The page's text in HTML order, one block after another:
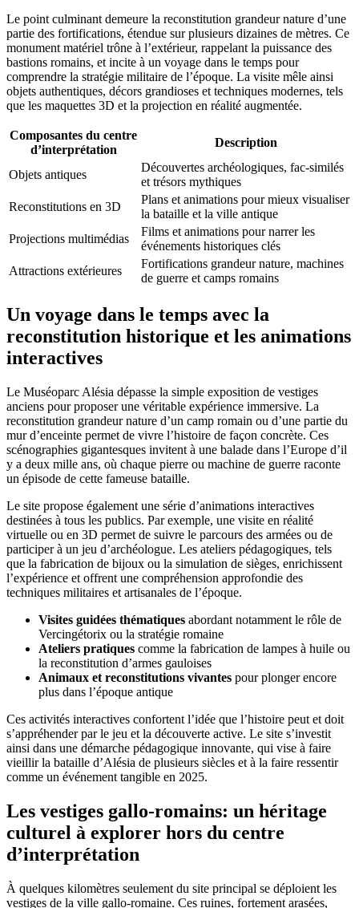
Le point culminant demeure la reconstitution grandeur nature d’une
partie des fortifications, étendue sur plusieurs dizaines de mètres. Ce
monument matériel trône à l’extérieur, rappelant la puissance des
bastions romains, et incite à un voyage dans le temps pour
comprendre la stratégie militaire de l’époque. La visite mêle ainsi
objets authentiques, décors grandioses et techniques modernes, tels
que les maquettes 3D et la projection en réalité augmentée.
Composantes du centre
d’interprétation
Description
Objets antiques
Découvertes archéologiques, fac-similés
et trésors mythiques
Reconstitutions en 3D
Plans et animations pour mieux visualiser
la bataille et la ville antique
Projections multimédias
Films et animations pour narrer les
événements historiques clés
Attractions extérieures
Fortifications grandeur nature, machines
de guerre et camps romains
Un voyage dans le temps avec la
reconstitution historique et les animations
interactives
Le Muséoparc Alésia dépasse la simple exposition de vestiges
anciens pour proposer une véritable expérience immersive. La
reconstitution grandeur nature d’un camp romain ou d’une partie du
mur d’enceinte permet de vivre l’histoire de façon concrète. Ces
scénographies gigantesques invitent à une balade dans l’Europe d’il
y a deux mille ans, où chaque pierre ou machine de guerre raconte
un épisode de cette fameuse bataille.
Le site propose également une série d’animations interactives
destinées à tous les publics. Par exemple, une visite en réalité
virtuelle ou en 3D permet de suivre le parcours des armées ou de
participer à un jeu d’archéologue. Les ateliers pédagogiques, tels
que la fabrication de bijoux ou la simulation de sièges, enrichissent
l’expérience et offrent une compréhension approfondie des
techniques militaires et artisanales de l’époque.
Visites guidées thématiques abordant notamment le rôle de
Vercingétorix ou la stratégie romaine
Ateliers pratiques comme la fabrication de lampes à huile ou
la reconstitution d’armes gauloises
Animaux et reconstitutions vivantes pour plonger encore
plus dans l’époque antique
Ces activités interactives confortent l’idée que l’histoire peut et doit
s’appréhender par le jeu et la découverte active. Le site s’investit
ainsi dans une démarche pédagogique innovante, qui vise à faire
vieillir la bataille d’Alésia de plusieurs siècles et à la faire ressentir
comme un événement tangible en 2025.
Les vestiges gallo-romains: un héritage
culturel à explorer hors du centre
d’interprétation
À quelques kilomètres seulement du site principal se déploient les
vestiges de la ville gallo-romaine. Ces ruines, fortement arasées,